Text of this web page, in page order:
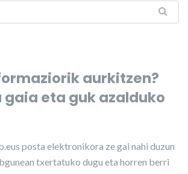
aurkitzen?
gaia eta guk azalduko
posta elektronikora ze gai nahi duzun
txertatuko dugu eta horren berri